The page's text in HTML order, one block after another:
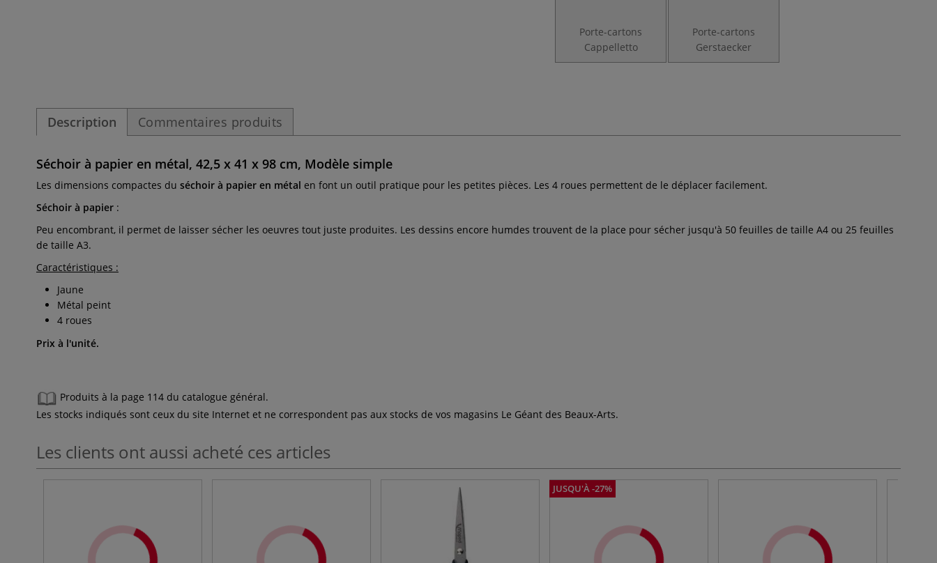
Porte-cartons
Cappelletto
Porte-cartons
Gerstaecker
Description Commentaires produits
Séchoir à papier en métal, 42,5 x 41 x 98 cm, Modèle simple
Les dimensions compactes du séchoir à papier en métal en font un outil pratique pour les petites pièces. Les 4 roues permettent de le déplacer facilement.
Séchoir à papier :
Peu encombrant, il permet de laisser sécher les oeuvres tout juste produites. Les dessins encore humdes trouvent de la place pour sécher jusqu'à 50 feuilles de taille A4 ou 25 feuilles
de taille A3.
Caractéristiques :
Jaune
Métal peint
4 roues
Prix à l'unité.
Produits à la page 114 du catalogue général.
Les stocks indiqués sont ceux du site Internet et ne correspondent pas aux stocks de vos magasins Le Géant des Beaux-Arts.
Les clients ont aussi acheté ces articles
JUSQU'À -27%